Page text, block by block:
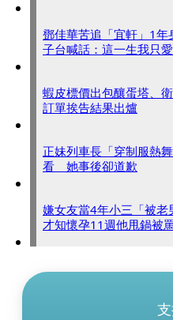
鄧佳華苦追「宜軒」1
子台喊話：這一生我只
蝦皮標價出包釀蛋塔、
訂單挨告結果出爐
正妹列車長「穿制服熱
看 她事後卻道歉
嫌女友當4年小三「被
才知懷孕11週他甩鍋被